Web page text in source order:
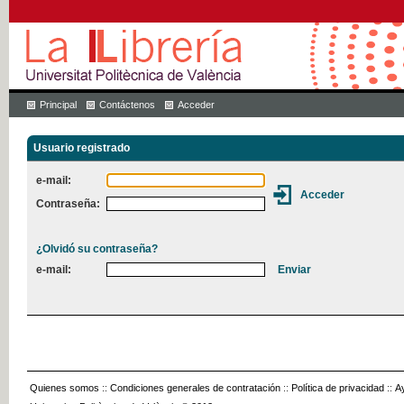
Principal Contáctenos Acceder
Usuario registrado
e-mail:
Contraseña:
¿Olvidó su contraseña?
e-mail:
Quienes somos :: Condiciones generales de contratación :: Política de privacidad ::